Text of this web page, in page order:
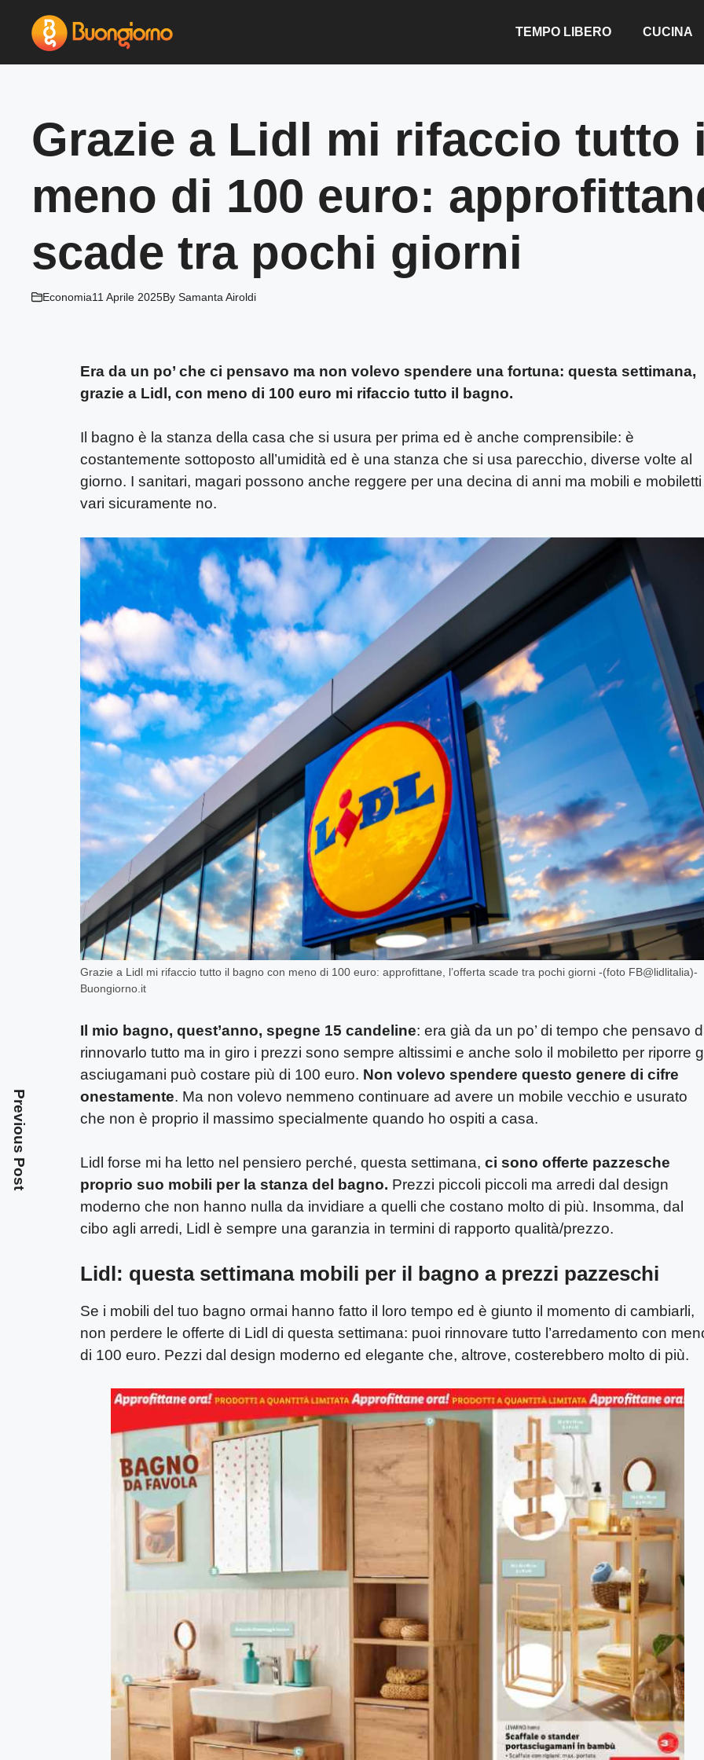
contenuto
TEMPO LIBERO CUCINA
Grazie a Lidl mi rifaccio tutto
meno di 100 euro:
scade tra pochi giorni
Economia11 Aprile 2025By Samanta Airoldi
Era da un po’ che ci pensavo ma non volevo spendere una fortuna: questa settimana,
grazie a Lidl, con meno di 100 euro mi rifaccio tutto il bagno.
Il bagno è la stanza della casa che si usura per prima ed è anche comprensibile: è
costantemente sottoposto all’umidità ed è una stanza che si usa parecchio, diverse volte al
giorno. I sanitari, magari possono anche reggere per una decina di anni ma mobili e mobiletti
vari sicuramente no.
Grazie a Lidl mi rifaccio tutto il bagno con meno di 100 euro: approfittane, l’offerta scade tra pochi giorni -(foto FB@lidlitalia)-
Buongiorno.it
Il mio bagno, quest’anno, spegne 15 candeline: era già da un po’ di tempo che pensavo
rinnovarlo tutto ma in giro i prezzi sono sempre altissimi e anche solo il mobiletto per riporre
asciugamani può costare più di 100 euro. Non volevo spendere questo genere di cifre
onestamente. Ma non volevo nemmeno continuare ad avere un mobile vecchio e usurato
che non è proprio il massimo specialmente quando ho ospiti a casa.
Lidl forse mi ha letto nel pensiero perché, questa settimana, ci sono offerte pazzesche
proprio suo mobili per la stanza del bagno. Prezzi piccoli piccoli ma arredi dal design
moderno che non hanno nulla da invidiare a quelli che costano molto di più. Insomma, dal
cibo agli arredi, Lidl è sempre una garanzia in termini di rapporto qualità/prezzo.
Lidl: questa settimana mobili per il bagno a prezzi pazzeschi
Se i mobili del tuo bagno ormai hanno fatto il loro tempo ed è giunto il momento di cambiarli,
non perdere le offerte di Lidl di questa settimana: puoi rinnovare tutto l’arredamento con
di 100 euro. Pezzi dal design moderno ed elegante che, altrove, costerebbero molto di più.
Previous Post